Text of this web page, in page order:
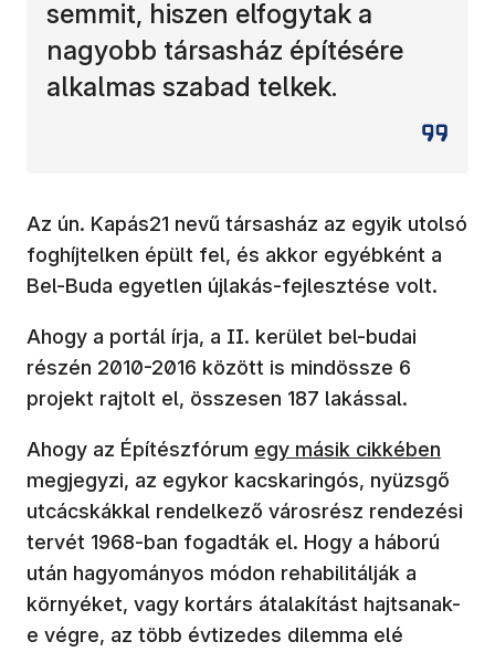
semmit, hiszen elfogytak a
nagyobb társasház építésére
alkalmas szabad telkek.
Az ún. Kapás21 nevű társasház az egyik utolsó
foghíjtelken épült fel, és akkor egyébként a
Bel-Buda egyetlen újlakás-fejlesztése volt.
Ahogy a portál írja, a II. kerület bel-budai
részén 2010-2016 között is mindössze 6
projekt rajtolt el, összesen 187 lakással.
Ahogy az Építészfórum (új ablakban nyílik meg)
egy másik cikkében
megjegyzi, az egykor kacskaringós, nyüzsgő
utcácskákkal rendelkező városrész rendezési
tervét 1968-ban fogadták el. Hogy a háború
után hagyományos módon rehabilitálják a
környéket, vagy kortárs átalakítást hajtsanak-
e végre, az több évtizedes dilemma elé